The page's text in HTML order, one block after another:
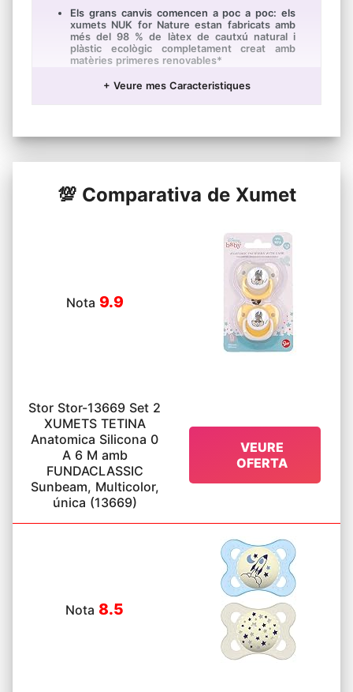
Els grans canvis comencen a poc a poc: els
xumets NUK for Nature estan fabricats amb
més del 98 % de làtex de cautxú natural i
plàstic ecològic completament creat amb
matèries primeres renovables*
millorat de manera que imiti el mugró matern
La superfície tova s'adapta amb suavitat al
Producte fabricat de manera sostenible
El 100 % dels envasos de paper tenen la
certificació FSC i són reciclables
+ Veure mes Caracteristiques
💯 Comparativa de Xumet
Nota 9.9
Stor Stor-13669 Set 2
XUMETS TETINA
Anatomica Silicona 0
A 6 M amb
FUNDACLASSIC
Sunbeam, Multicolor,
única (13669)
VEURE
OFERTA
Nota 8.5